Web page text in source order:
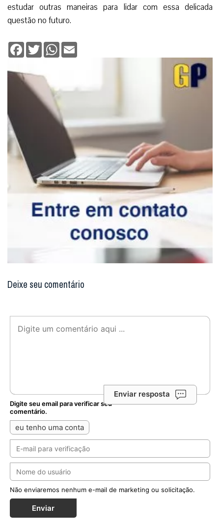
estudar outras maneiras para lidar com essa delicada
questão no futuro.
Facebook
TwitterWhatsApp
Deixe seu comentário
Enviar resposta
Digite seu email para verificar seu
comentário.
eu tenho uma conta
Não enviaremos nenhum e-mail de marketing ou solicitação.
Enviar